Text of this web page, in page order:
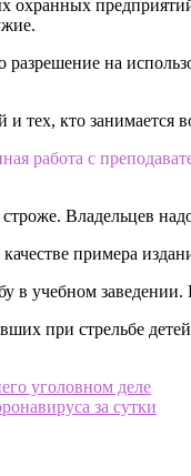
на
и тех, кто занимается
работа с
Владельцев
примера
учебном
при стрельбе
уголовном деле
за сутки